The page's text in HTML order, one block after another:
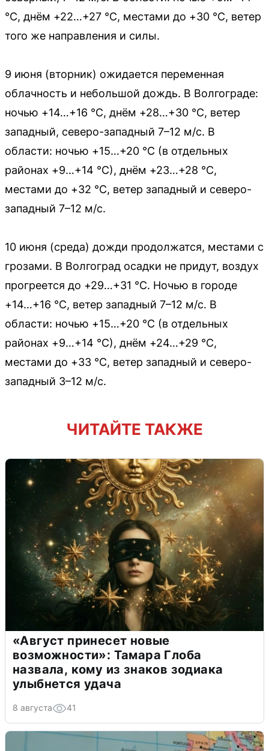
°C, днём +22…+27 °C, местами до +30 °C, ветер
того же направления и силы.
9 июня (вторник) ожидается переменная
облачность и небольшой дождь. В Волгограде:
ночью +14…+16 °C, днём +28…+30 °C, ветер
западный, северо-западный 7–12 м/с. В
области: ночью +15…+20 °C (в отдельных
районах +9…+14 °C), днём +23…+28 °C,
местами до +32 °C, ветер западный и северо-
западный 7–12 м/с.
10 июня (среда) дожди продолжатся, местами с
грозами. В Волгоград осадки не придут, воздух
прогреется до +29…+31 °C. Ночью в городе
+14…+16 °C, ветер западный 7–12 м/с. В
области: ночью +15…+20 °C (в отдельных
районах +9…+14 °C), днём +24…+29 °C,
местами до +33 °C, ветер западный и северо-
западный 3–12 м/с.
ЧИТАЙТЕ ТАКЖЕ
«Август принесет новые
возможности»: Тамара Глоба
назвала, кому из знаков зодиака
улыбнется удача
8 августа 41